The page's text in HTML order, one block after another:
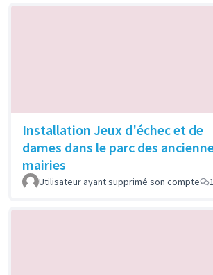
Installation Jeux d'échec et de
dames dans le parc des
mairies
Utilisateur ayant supprimé son compte 1